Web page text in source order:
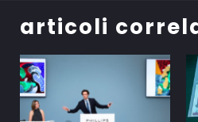
articoli